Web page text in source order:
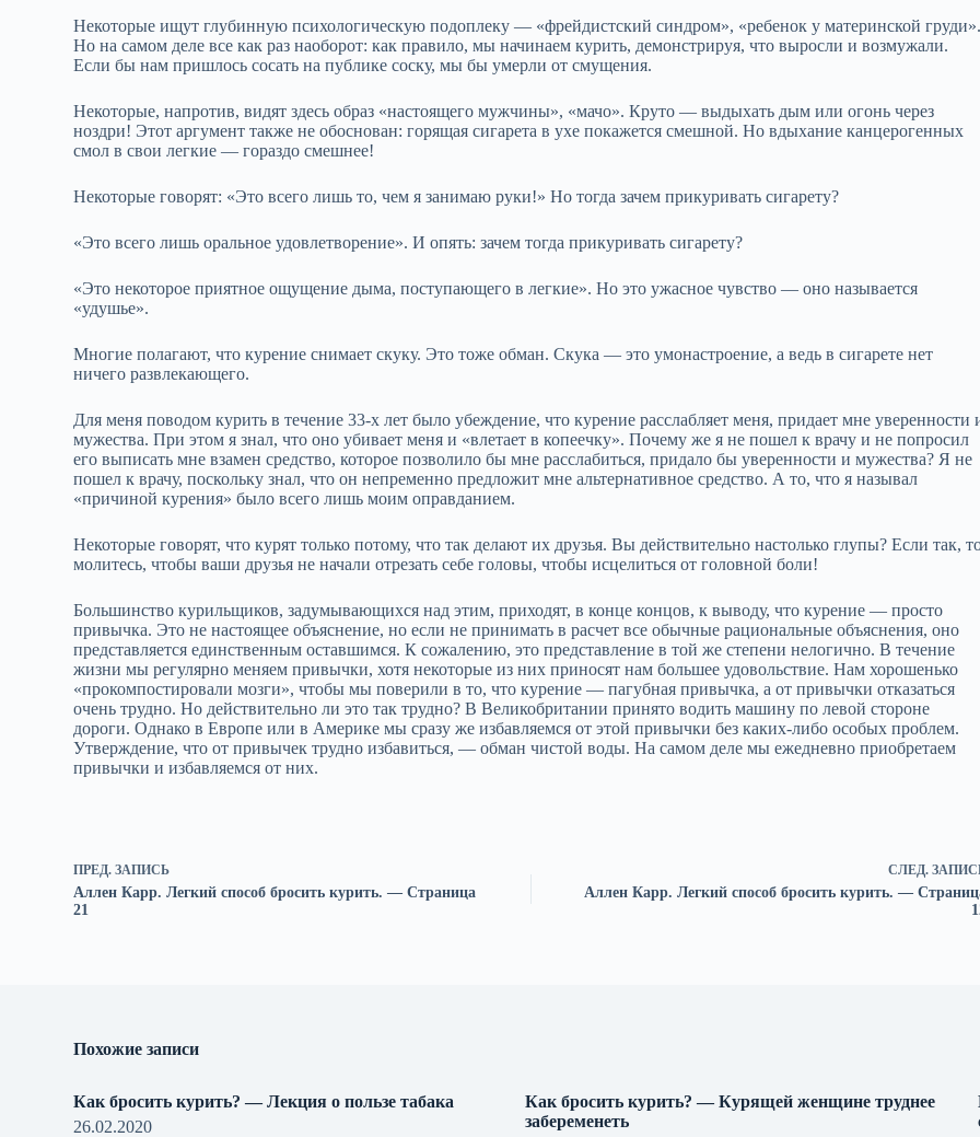
Некоторые ищут глубинную психологическую подоплеку — «фрейдистский синдром», «ребенок у материнской
Но на самом деле все как раз наоборот: как правило, мы начинаем курить, демонстрируя, что выросли и возмужали.
Если бы нам пришлось сосать на публике соску, мы бы умерли от смущения.
Некоторые, напротив, видят здесь образ «настоящего мужчины», «мачо». Круто — выдыхать дым или огонь через
ноздри! Этот аргумент также не обоснован: горящая сигарета в ухе покажется смешной. Но вдыхание канцерогенных
смол в свои легкие — гораздо смешнее!
Некоторые говорят: «Это всего лишь то, чем я занимаю руки!» Но тогда зачем прикуривать сигарету?
«Это всего лишь оральное удовлетворение». И опять: зачем тогда прикуривать сигарету?
«Это некоторое приятное ощущение дыма, поступающего в легкие». Но это ужасное чувство — оно называется
«удушье».
Многие полагают, что курение снимает скуку. Это тоже обман. Скука — это умонастроение, а ведь в сигарете нет
ничего развлекающего.
Для меня поводом курить в течение 33‑х лет было убеждение, что курение расслабляет меня, придает мне уверенности
мужества. При этом я знал, что оно убивает меня и «влетает в копеечку». Почему же я не пошел к врачу и не попросил
его выписать мне взамен средство, которое позволило бы мне расслабиться, придало бы уверенности и мужества? Я не
пошел к врачу, поскольку знал, что он непременно предложит мне альтернативное средство. А то, что я называл
«причиной курения» было всего лишь моим оправданием.
Некоторые говорят, что курят только потому, что так делают их друзья. Вы действительно настолько глупы? Если так,
молитесь, чтобы ваши друзья не начали отрезать себе головы, чтобы исцелиться от головной боли!
Большинство курильщиков, задумывающихся над этим, приходят, в конце концов, к выводу, что курение — просто
привычка. Это не настоящее объяснение, но если не принимать в расчет все обычные рациональные объяснения, оно
представляется единственным оставшимся. К сожалению, это представление в той же степени нелогично. В течение
жизни мы регулярно меняем привычки, хотя некоторые из них приносят нам большее удовольствие. Нам хорошенько
«прокомпостировали мозги», чтобы мы поверили в то, что курение — пагубная привычка, а от привычки отказаться
очень трудно. Но действительно ли это так трудно? В Великобритании принято водить машину по левой стороне
дороги. Однако в Европе или в Америке мы сразу же избавляемся от этой привычки без каких‑либо особых проблем.
Утверждение, что от привычек трудно избавиться, — обман чистой воды. На самом деле мы ежедневно приобретаем
привычки и избавляемся от них.
ПРЕД.ЗАПИСЬ
Аллен Карр. Легкий способ бросить курить. — Cтраница
21
СЛЕД.
Аллен Карр. Легкий способ бросить курить. —
Похожие записи
Как бросить курить? — Лекция о пользе табака
26.02.2020
Как бросить курить? — Курящей женщине труднее
забеременеть